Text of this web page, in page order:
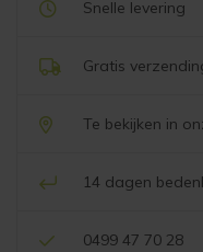
Snelle levering
Gratis
Te bekijken in
14 dagen
0499 47 70 28